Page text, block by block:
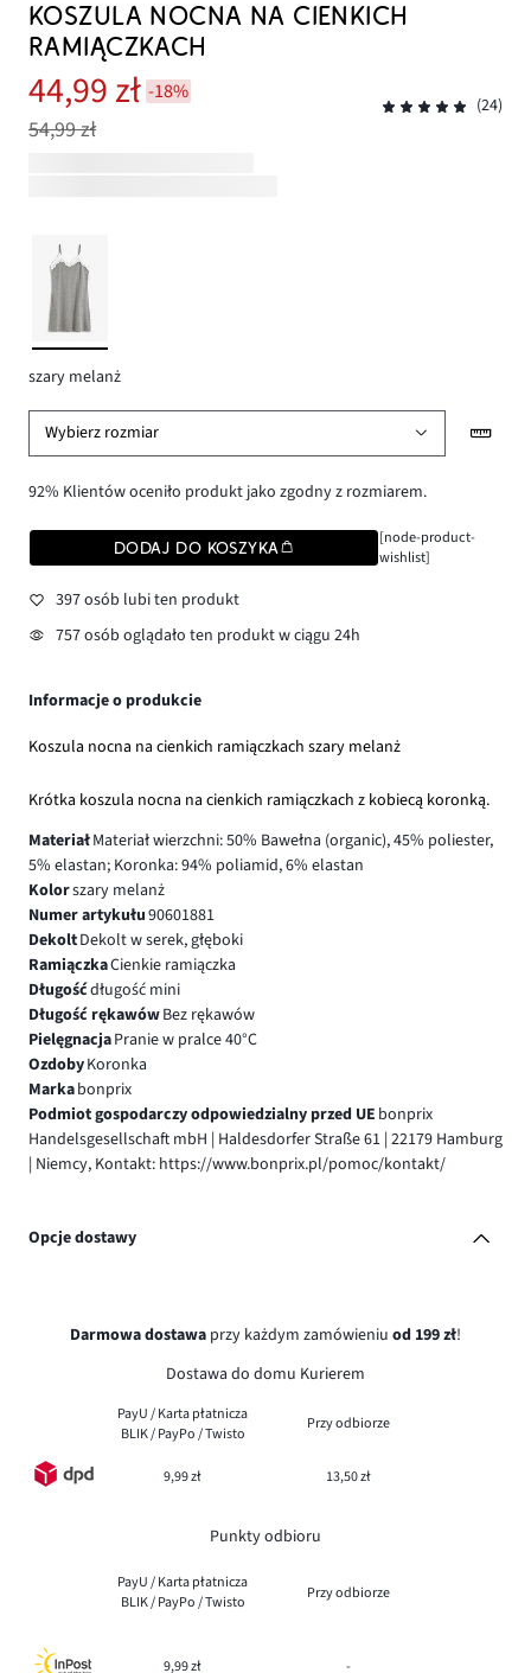
KOSZULA NOCNA NA CIENKICH
RAMIĄCZKACH
44,99 zł -18%
54,99 zł
(24)
szary melanż
Wybierz rozmiar
92% Klientów oceniło produkt jako zgodny z rozmiarem.
DODAJ DO KOSZYKA
[node-product-
wishlist]
397 osób lubi ten produkt
757 osób oglądało ten produkt w ciągu 24h
Informacje o produkcie
Koszula nocna na cienkich ramiączkach szary melanż
Krótka koszula nocna na cienkich ramiączkach z kobiecą koronką.
MateriałMateriał wierzchni: 50% Bawełna (organic), 45% poliester,
5% elastan; Koronka: 94% poliamid, 6% elastan
Kolorszary melanż
Numer artykułu90601881
DekoltDekolt w serek, głęboki
RamiączkaCienkie ramiączka
Długośćdługość mini
Długość rękawówBez rękawów
PielęgnacjaPranie w pralce 40°C
OzdobyKoronka
Markabonprix
Podmiot gospodarczy odpowiedzialny przed UE bonprix
Handelsgesellschaft mbH | Haldesdorfer Straße 61 | 22179 Hamburg
| Niemcy, Kontakt: https://www.bonprix.pl/pomoc/kontakt/
Opcje dostawy
Darmowa dostawa przy każdym zamówieniu od 199 zł!
Dostawa do domu Kurierem
PayU / Karta płatnicza
BLIK / PayPo / Twisto
Przy odbiorze
9,99 zł 13,50 zł
Punkty odbioru
PayU / Karta płatnicza
BLIK / PayPo / Twisto
Przy odbiorze
9,99 zł -